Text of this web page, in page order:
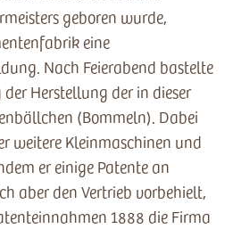
geboren wurde,
eine
Nach Feierabend bastelte
der Herstellung der in dieser
(Bommeln). Dabei
weitere Kleinmaschinen und
er einige Patente an
aber den Vertrieb vorbehielt,
1888 die Firma